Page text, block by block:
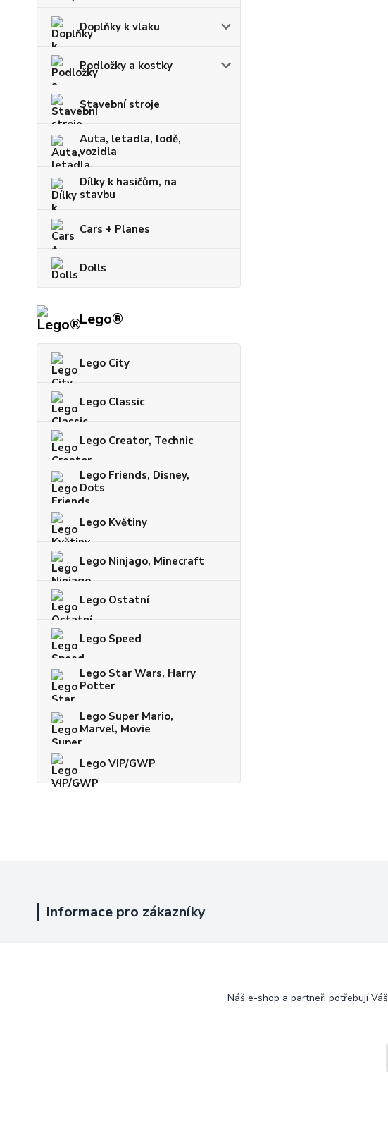
Doplňky k vlaku
Podložky a kostky
Stavební stroje
Auta, letadla, lodě,
vozidla
Dílky k hasičům, na
stavbu
Cars + Planes
Dolls
Lego®
Lego City
Lego Classic
Lego Creator, Technic
Lego Friends, Disney,
Dots
Lego Květiny
Lego Ninjago, Minecraft
Lego Ostatní
Lego Speed
Lego Star Wars, Harry
Potter
Lego Super Mario,
Marvel, Movie
Lego VIP/GWP
Informace pro zákazníky
Náš e-shop a partneři potřebují Váš